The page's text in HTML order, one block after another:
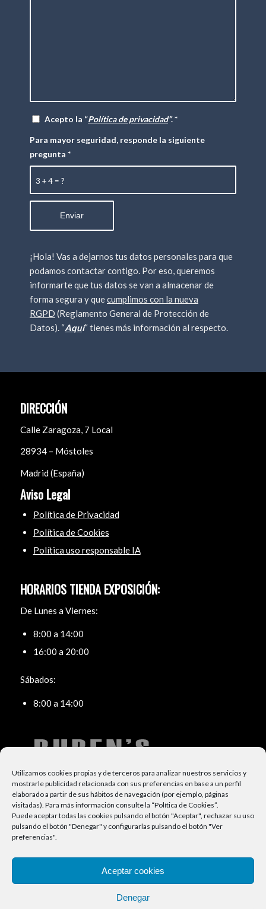
Utilizamos cookies propias y de terceros para analizar nuestros servicios y
mostrarle publicidad relacionada con sus preferencias en base a un perfil
elaborado a partir de sus hábitos de navegación (por ejemplo, páginas
visitadas). Para más información consulte la “Política de Cookies”.
Puede aceptar todas las cookies pulsando el botón "Aceptar", rechazar su uso
pulsando el botón "Denegar" y configurarlas pulsando el botón "Ver
preferencias".
Aceptar cookies
Denegar
Acepto la “Política de privacidad”.*
3 + 4 = ?
Para mayor seguridad, responde la siguiente
pregunta *
¡Hola! Vas a dejarnos tus datos personales para que
podamos contactar contigo. Por eso, queremos
informarte que tus datos se van a almacenar de
forma segura y quecumplimos con la nueva
RGPD (Reglamento General de Protección de
Datos). “Aquí“ tienes más información al respecto.
DIRECCIÓN
Calle Zaragoza, 7 Local
28934 – Móstoles
Madrid (España)
Aviso Legal
Política de Privacidad
Política de Cookies
Política uso responsable IA
HORARIOS TIENDA EXPOSICIÓN:
De Lunes a Viernes:
8:00 a 14:00
16:00 a 20:00
Sábados:
8:00 a 14:00
TELÉFONO:
91 664 27 47